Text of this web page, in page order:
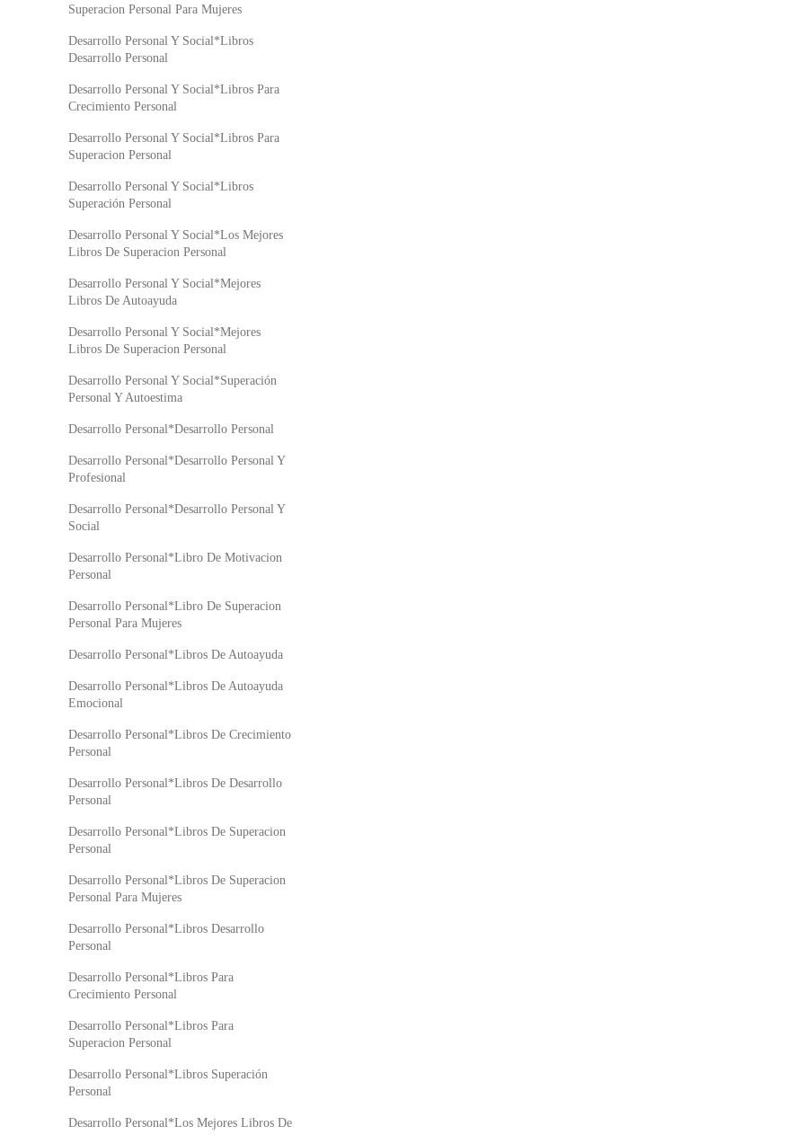
Superacion Personal Para Mujeres
Desarrollo Personal Y Social*Libros
Desarrollo Personal
Desarrollo Personal Y Social*Libros Para
Crecimiento Personal
Desarrollo Personal Y Social*Libros Para
Superacion Personal
Desarrollo Personal Y Social*Libros
Superación Personal
Desarrollo Personal Y Social*Los Mejores
Libros De Superacion Personal
Desarrollo Personal Y Social*Mejores
Libros De Autoayuda
Desarrollo Personal Y Social*Mejores
Libros De Superacion Personal
Desarrollo Personal Y Social*Superación
Personal Y Autoestima
Desarrollo Personal*Desarrollo Personal
Desarrollo Personal*Desarrollo Personal Y
Profesional
Desarrollo Personal*Desarrollo Personal Y
Social
Desarrollo Personal*Libro De Motivacion
Personal
Desarrollo Personal*Libro De Superacion
Personal Para Mujeres
Desarrollo Personal*Libros De Autoayuda
Desarrollo Personal*Libros De Autoayuda
Emocional
Desarrollo Personal*Libros De Crecimiento
Personal
Desarrollo Personal*Libros De Desarrollo
Personal
Desarrollo Personal*Libros De Superacion
Personal
Desarrollo Personal*Libros De Superacion
Personal Para Mujeres
Desarrollo Personal*Libros Desarrollo
Personal
Desarrollo Personal*Libros Para
Crecimiento Personal
Desarrollo Personal*Libros Para
Superacion Personal
Desarrollo Personal*Libros Superación
Personal
Desarrollo Personal*Los Mejores Libros De